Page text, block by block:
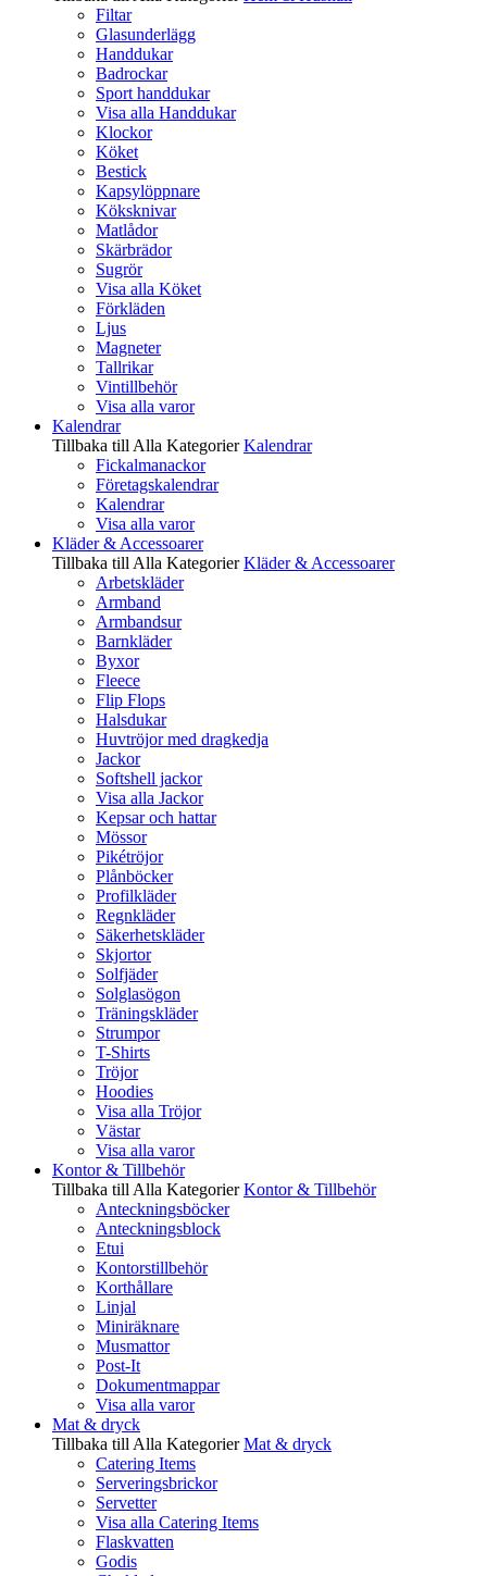
Filtar
Glasunderlägg
Handdukar
Badrockar
Sport handdukar
Visa alla Handdukar
Klockor
Köket
Bestick
Kapsylöppnare
Köksknivar
Matlådor
Skärbrädor
Sugrör
Visa alla Köket
Förkläden
Ljus
Magneter
Tallrikar
Vintillbehör
Visa alla varor
Kalendrar
Tillbaka till Alla Kategorier Kalendrar
Fickalmanackor
Företagskalendrar
Kalendrar
Visa alla varor
Kläder & Accessoarer
Tillbaka till Alla Kategorier Kläder & Accessoarer
Arbetskläder
Armband
Armbandsur
Barnkläder
Byxor
Fleece
Flip Flops
Halsdukar
Huvtröjor med dragkedja
Jackor
Softshell jackor
Visa alla Jackor
Kepsar och hattar
Mössor
Pikétröjor
Plånböcker
Profilkläder
Regnkläder
Säkerhetskläder
Skjortor
Solfjäder
Solglasögon
Träningskläder
Strumpor
T-Shirts
Tröjor
Hoodies
Visa alla Tröjor
Västar
Visa alla varor
Kontor & Tillbehör
Tillbaka till Alla Kategorier Kontor & Tillbehör
Anteckningsböcker
Anteckningsblock
Etui
Kontorstillbehör
Korthållare
Linjal
Miniräknare
Musmattor
Post-It
Dokumentmappar
Visa alla varor
Mat & dryck
Tillbaka till Alla Kategorier Mat & dryck
Catering Items
Serveringsbrickor
Servetter
Visa alla Catering Items
Flaskvatten
Godis